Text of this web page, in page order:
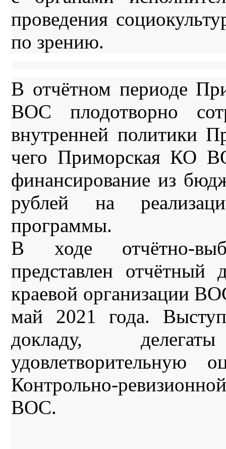
проведения
по зрению.
В отчётном периоде
ВОС плодотворно
внутренней политики
чего Приморская КО
финансирование из
рублей на
программы.
В ходе отчётно-
представлен
краевой организации
май 2021 года.
докладу,
удовлетворительную
Контрольно-
ВОС.